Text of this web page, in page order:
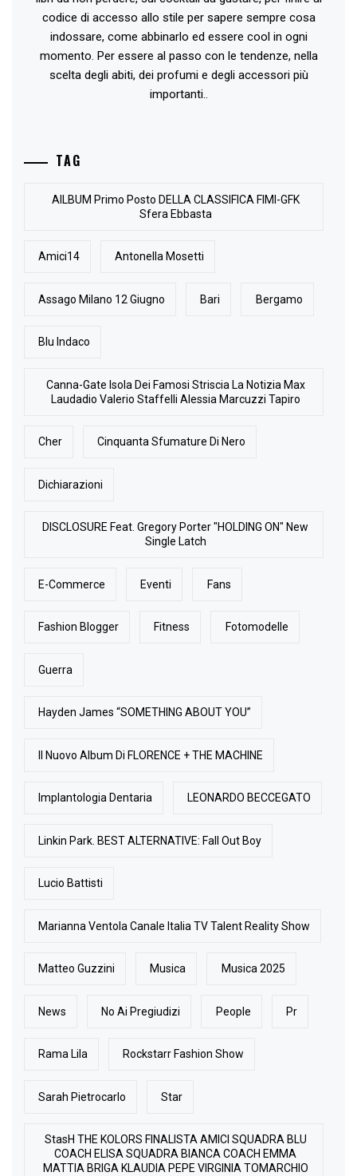
codice di accesso allo stile per sapere sempre cosa
indossare, come abbinarlo ed essere cool in ogni
momento. Per essere al passo con le tendenze, nella
scelta degli abiti, dei profumi e degli accessori più
importanti..
TAG
AlLBUM Primo Posto DELLA CLASSIFICA FIMI-GFK
Sfera Ebbasta
Amici14 Antonella Mosetti
Assago Milano 12 Giugno Bari Bergamo
Blu Indaco
Canna-Gate Isola Dei Famosi Striscia La Notizia Max
Laudadio Valerio Staffelli Alessia Marcuzzi Tapiro
Cher Cinquanta Sfumature Di Nero
Dichiarazioni
DISCLOSURE Feat. Gregory Porter "HOLDING ON" New
Single Latch
E-Commerce Eventi Fans
Fashion Blogger Fitness Fotomodelle
Guerra
Hayden James “SOMETHING ABOUT YOU”
Il Nuovo Album Di FLORENCE + THE MACHINE
Implantologia Dentaria LEONARDO BECCEGATO
Linkin Park. BEST ALTERNATIVE: Fall Out Boy
Lucio Battisti
Marianna Ventola Canale Italia TV Talent Reality Show
Matteo Guzzini Musica Musica 2025
News No Ai Pregiudizi People Pr
Rama Lila Rockstarr Fashion Show
Sarah Pietrocarlo Star
StasH THE KOLORS FINALISTA AMICI SQUADRA BLU
COACH ELISA SQUADRA BIANCA COACH EMMA
MATTIA BRIGA KLAUDIA PEPE VIRGINIA TOMARCHIO